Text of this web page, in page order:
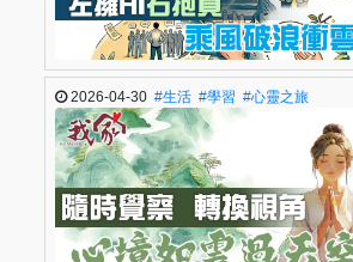
2026-04-30 #生活 #學習 #心靈之旅